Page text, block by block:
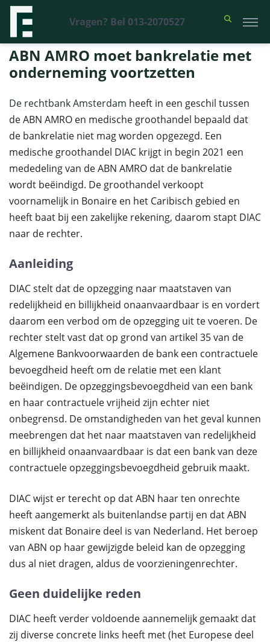
Vragen? Bel 013-2070527
Financieel Recht Advocaten >Uitspraken>ABN AMRO moet
bankrelatie met onderneming voortzetten
ABN AMRO moet bankrelatie met
onderneming voortzetten
De rechtbank Amsterdam heeft in een geschil tussen
de ABN AMRO en medische groothandel bepaald dat
de bankrelatie niet mag worden opgezegd. Een
medische groothandel DIAC krijgt in begin 2021 een
mededeling van de ABN AMRO dat de bankrelatie
wordt beëindigd. De groothandel verkoopt
voornamelijk in Bonaire en het Caribisch gebied en
heeft baat bij een zakelijke rekening, daarom stapt DIAC
naar de rechter.
Aanleiding
DIAC stelt dat de opzegging naar maatstaven van
redelijkheid en billijkheid onaanvaardbaar is en vordert
daarom een verbod om de opzegging uit te voeren. De
rechter stelt vast dat op grond van artikel 35 van de
Algemene Bankvoorwaarden de bank een contractuele
bevoegdheid heeft om de relatie met een klant
beëindigen. De opzeggingsbevoegdheid van een bank
en haar contractuele vrijheid zijn echter niet
onbegrensd. De omstandigheden van het geval kunnen
meebrengen dat het naar maatstaven van redelijkheid
en billijkheid onaanvaardbaar is dat een bank van deze
contractuele opzeggingsbevoegdheid gebruik maakt.
DIAC wijst er terecht op dat ABN haar ten onrechte
heeft aangemerkt als buitenlandse partij en dat ABN
miskent dat Bonaire deel is van Nederland. Het beroep
van ABN op haar gewijzigde beleid kan de opzegging
dus al niet dragen, aldus de voorzieningenrechter.
Geen duidelijke reden
DIAC heeft verder voldoende aannemelijk gemaakt dat
zij diverse concrete links heeft met (het Europese deel